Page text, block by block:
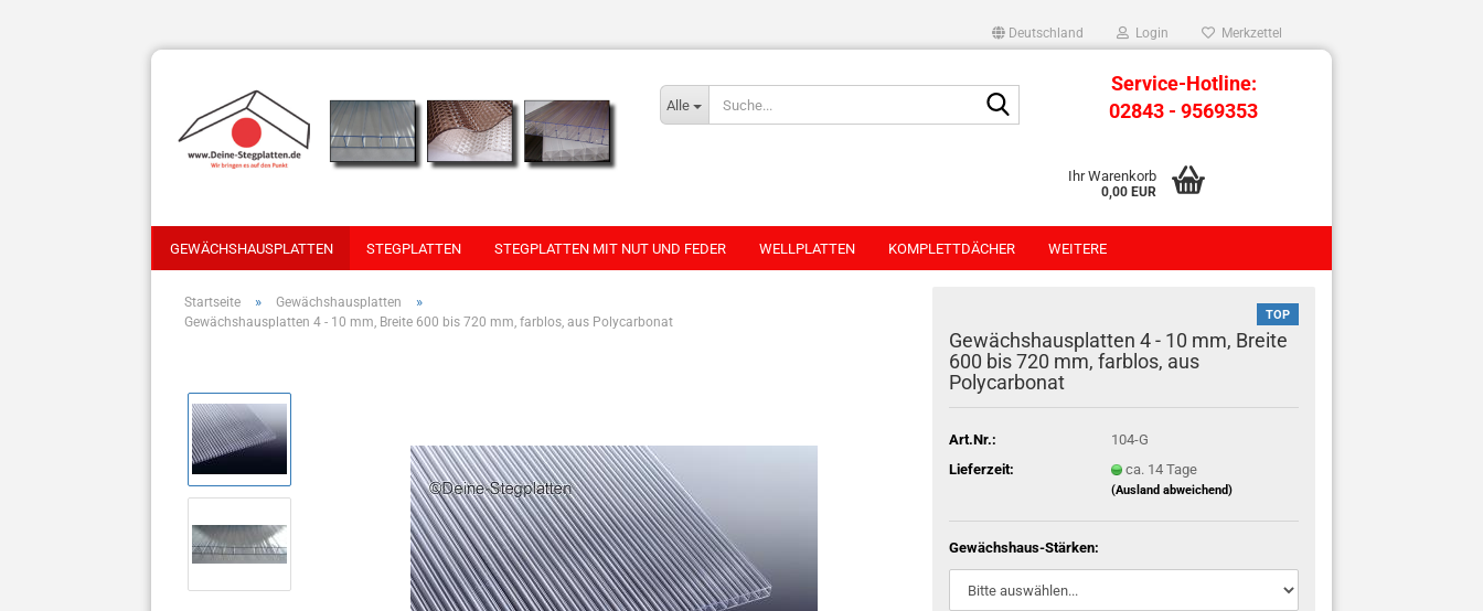
Deutschland Login Merkzettel
Alle
Service-Hotline:
02843 - 9569353
Ihr Warenkorb
0,00 EUR
GEWÄCHSHAUSPLATTEN STEGPLATTEN STEGPLATTEN MIT NUT UND FEDER WELLPLATTEN KOMPLETTDÄCHER WEITERE
Startseite » Gewächshausplatten »
Gewächshausplatten 4 - 10 mm, Breite 600 bis 720 mm, farblos, aus Polycarbonat TOP
Gewächshausplatten 4 - 10 mm, Breite
600 bis 720 mm, farblos, aus
Polycarbonat
Art.Nr.:
104-G
Lieferzeit:
ca. 14 Tage
(Ausland abweichend)
Gewächshaus-Stärken: